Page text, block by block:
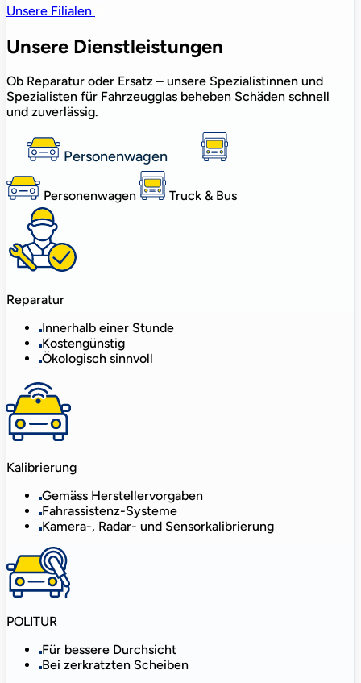
Unsere Filialen
Unsere Dienstleistungen
Ob Reparatur oder Ersatz – unsere Spezialistinnen und
Spezialisten für Fahrzeugglas beheben Schäden schnell
und zuverlässig.
Personenwagen
Personenwagen Truck & Bus
Reparatur
Innerhalb einer Stunde
Kostengünstig
Ökologisch sinnvoll
Kalibrierung
Gemäss Herstellervorgaben
Fahrassistenz-Systeme
Kamera-, Radar- und Sensorkalibrierung
POLITUR
Für bessere Durchsicht
Bei zerkratzten Scheiben